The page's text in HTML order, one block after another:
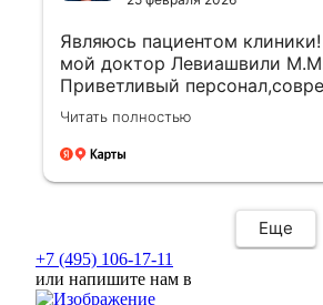
Являюсь пациентом
мой доктор Левиашвили М.М.
Приветливый
оборудование,множество
манипуляций,доступные
главное,что благодаря
Читать полностью
Еще
+7 (495) 106-17-11
или напишите нам в